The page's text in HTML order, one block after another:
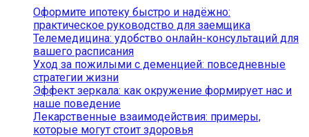
Оформите ипотеку быстро и надёжно:
практическое руководство для заемщика
Телемедицина: удобство онлайн-консультаций для
вашего расписания
Уход за пожилыми с деменцией: повседневные
стратегии жизни
Эффект зеркала: как окружение формирует нас и
наше поведение
Лекарственные взаимодействия: примеры,
которые могут стоит здоровья